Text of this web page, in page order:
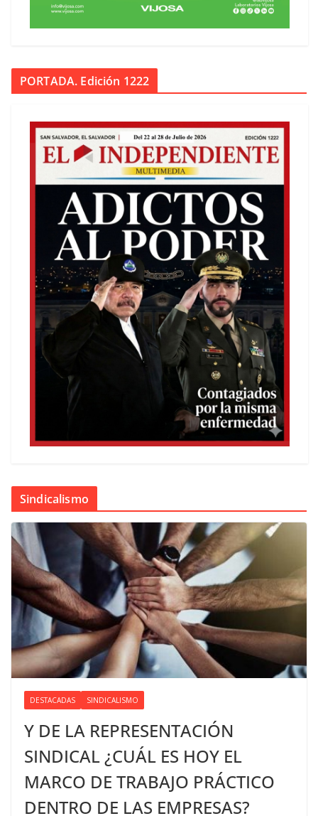
PORTADA. Edición 1222
Sindicalismo
DESTACADAS SINDICALISMO
Y DE LA REPRESENTACIÓN
SINDICAL ¿CUÁL ES HOY EL
MARCO DE TRABAJO PRÁCTICO
DENTRO DE LAS EMPRESAS?